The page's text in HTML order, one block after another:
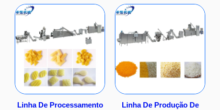
Linha De Processamento
Linha De Produção De